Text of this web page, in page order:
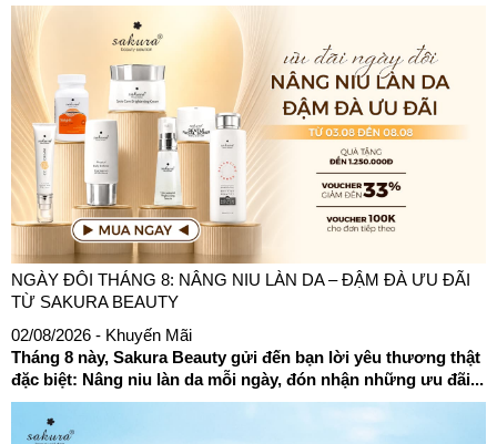
NGÀY ĐÔI THÁNG 8: NÂNG NIU LÀN DA – ĐẬM ĐÀ ƯU ĐÃI
TỪ SAKURA BEAUTY
02/08/2026 - Khuyến Mãi
Tháng 8 này, Sakura Beauty gửi đến bạn lời yêu thương thật
đặc biệt: Nâng niu làn da mỗi ngày, đón nhận những ưu đãi...